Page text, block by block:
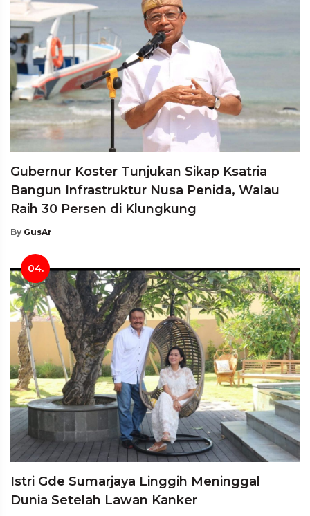
Gubernur Koster Tunjukan Sikap Ksatria
Bangun Infrastruktur Nusa Penida, Walau
Raih 30 Persen di Klungkung
By GusAr
04.
Istri Gde Sumarjaya Linggih Meninggal
Dunia Setelah Lawan Kanker